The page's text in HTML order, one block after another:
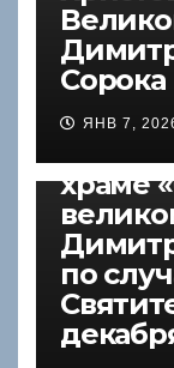
Сорока
ЯНВ 7,
НОВОСТИ
храме
по